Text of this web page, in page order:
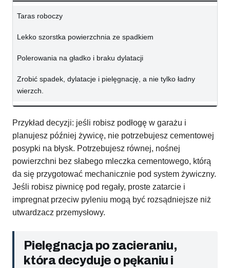
Taras roboczy
Lekko szorstka powierzchnia ze spadkiem
Polerowania na gładko i braku dylatacji
Zrobić spadek, dylatacje i pielęgnację, a nie tylko ładny
wierzch.
Przykład decyzji: jeśli robisz podłogę w garażu i
planujesz później żywicę, nie potrzebujesz cementowej
posypki na błysk. Potrzebujesz równej, nośnej
powierzchni bez słabego mleczka cementowego, którą
da się przygotować mechanicznie pod system żywiczny.
Jeśli robisz piwnicę pod regały, proste zatarcie i
impregnat przeciw pyleniu mogą być rozsądniejsze niż
utwardzacz przemysłowy.
Pielęgnacja po zacieraniu,
która decyduje o pękaniu i